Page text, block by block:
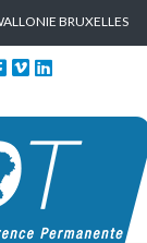
BRUXELLES